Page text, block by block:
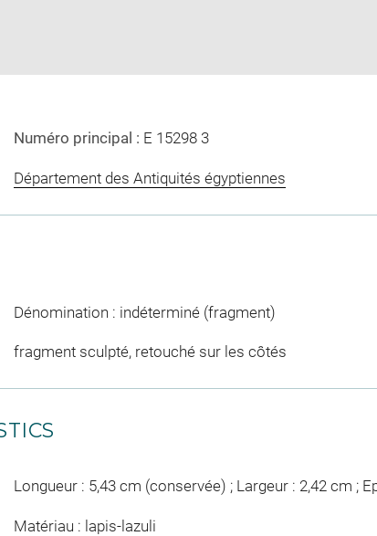
Numéro principal : E 15298 3
Département des Antiquités égyptiennes
Dénomination : indéterminé (fragment)
fragment sculpté, retouché sur les côtés
Longueur : 5,43 cm (conservée) ; Largeur : 2,42 cm ;
Matériau : lapis-lazuli